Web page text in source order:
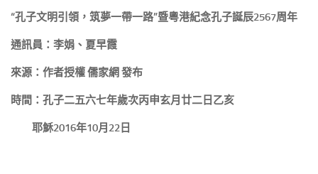
“孔子文明引領，筑夢一帶一路”暨粵港紀念孔子誕辰2567周年
通訊員：李娟、夏早霞
來源：作者授權 儒家網 發布
時間：孔子二五六七年歲次丙申玄月廿二日乙亥
耶穌2016年10月22日